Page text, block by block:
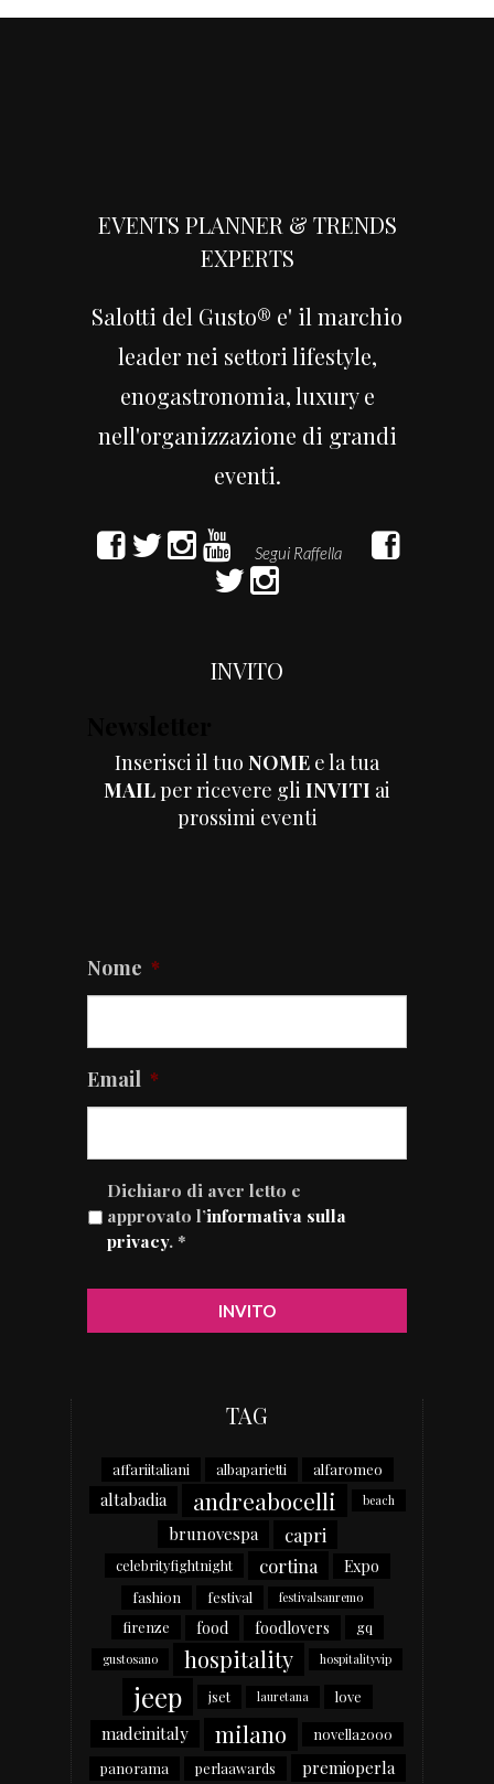
EVENTS PLANNER & TRENDS
EXPERTS
Salotti del Gusto® e' il marchio
leader nei settori lifestyle,
enogastronomia, luxury e
nell'organizzazione di grandi
eventi.
INVITO
Inserisci il tuo NOME e la tua
MAILper ricevere gli INVITI ai
prossimi eventi
Nome *
Email *
Dichiaro di aver letto e
approvato l’informativa sulla
privacy. *
TAG
affariitaliani albaparietti alfaromeo
altabadia andreabocelli beach
brunovespa capri
celebrityfightnight cortina Expo
fashion festival festivalsanremo
firenze food foodlovers gq
gustosano hospitality hospitalityvip
jeep jset lauretana love
madeinitaly milano
novella2000
panorama
perlaawards premioperla